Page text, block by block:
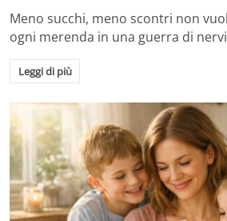
Meno succhi, meno scontri non
ogni merenda in una guerra di
Leggi di più